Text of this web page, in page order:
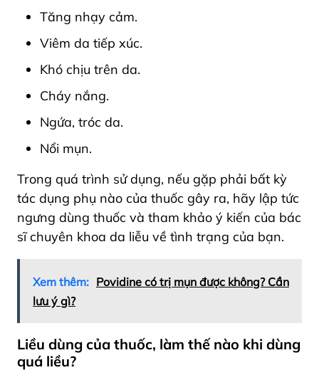
Tăng nhạy cảm.
Viêm da tiếp xúc.
Khó chịu trên da.
Cháy nắng.
Ngứa, tróc da.
Nổi mụn.
Trong quá trình sử dụng, nếu gặp phải bất kỳ
tác dụng phụ nào của thuốc gây ra, hãy lập tức
ngưng dùng thuốc và tham khảo ý kiến của bác
sĩ chuyên khoa da liễu về tình trạng của bạn.
Xem thêm: Povidine có trị mụn được không? Cần
lưu ý gì?
Liều dùng của thuốc, làm thế nào khi dùng
quá liều?